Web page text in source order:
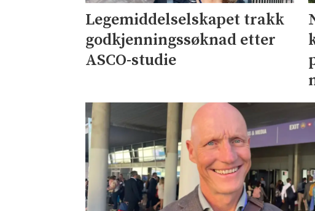
Legemiddelselskapet trakk
godkjenningssøknad etter
ASCO-studie